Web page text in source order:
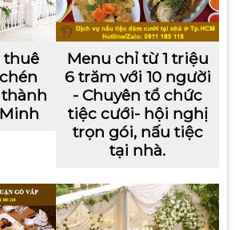
thuê
Menu chỉ từ 1 triệu
6 trăm với 10 người
- Chuyên tổ chức
tiệc cưới- hội nghị
trọn gói, nấu tiệc
tại nhà.